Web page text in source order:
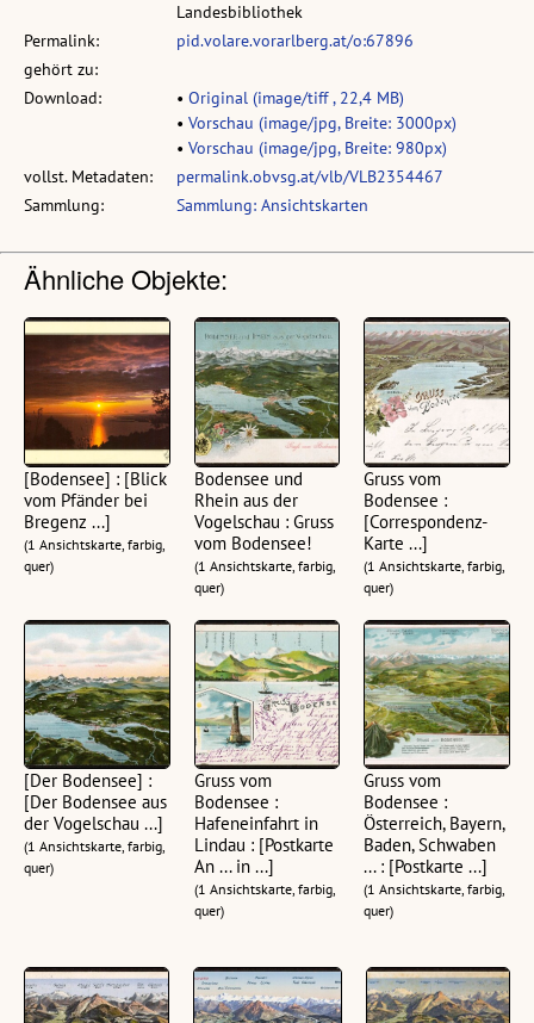
Landesbibliothek
Permalink:
pid.volare.vorarlberg.at/o:67896
gehört zu:
Download:
• Original (image/tiff , 22,4 MB)
• Vorschau (image/jpg, Breite: 3000px)
• Vorschau (image/jpg, Breite: 980px)
vollst. Metadaten:
permalink.obvsg.at/vlb/VLB2354467
Sammlung:
Sammlung: Ansichtskarten
Ähnliche Objekte:
[Bodensee] : [Blick
vom Pfänder bei
Bregenz ...]
(1 Ansichtskarte, farbig,
quer)
Bodensee und
Rhein aus der
Vogelschau : Gruss
vom Bodensee!
(1 Ansichtskarte, farbig,
quer)
Gruss vom
Bodensee :
[Correspondenz-
Karte ...]
(1 Ansichtskarte, farbig,
quer)
[Der Bodensee] :
[Der Bodensee aus
der Vogelschau ...]
(1 Ansichtskarte, farbig,
quer)
Gruss vom
Bodensee :
Hafeneinfahrt in
Lindau : [Postkarte
An ... in ...]
(1 Ansichtskarte, farbig,
quer)
Gruss vom
Bodensee :
Österreich, Bayern,
Baden, Schwaben
... : [Postkarte ...]
(1 Ansichtskarte, farbig,
quer)